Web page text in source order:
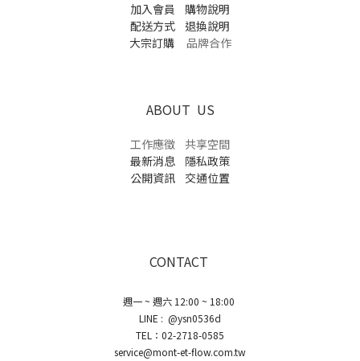
加入會員
購物說明
配送方式
退換說明
大宗訂購品牌合作
ABOUT US
工作應徵 共享空間
最新消息
隱私政策
公開資訊
交通位置
CONTACT
週一 ~ 週六 12:00 ~ 18:00
LINE : @ysn0536d
TEL：02-2718-0585
service@mont-et-flow.com.tw